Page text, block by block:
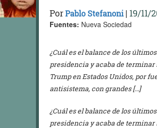
PorPablo Stefanoni| 19/11/
Fuentes: Nueva Sociedad
¿Cuál es el balance de los
presidencia y acaba de
Trump en Estados Unidos, por
antisistema, con grandes […]
¿Cuál es el balance de los
presidencia y acaba de terminar